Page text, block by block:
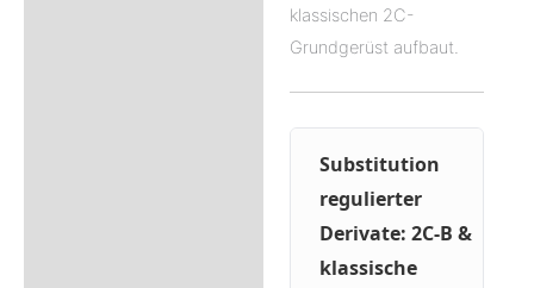
klassischen 2C-
Grundgerüst aufbaut.
Substitution
regulierter
Derivate: 2C-B &
klassische